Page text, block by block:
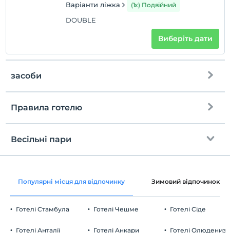
Варіанти ліжка (1x) Подвійний
DOUBLE
Виберіть дати
засоби
кімнати
номери для некурців
Правила готелю
перевірь
En erken saat 14:00 ve sonrası
Перевірити
домашня тварина
кімнати для некурящих
дітей
Весільні пари
прикраса кімнати
Частування печивом
Популярні місця для відпочинку Зимовий відпочинок
Готелі Стамбула
Готелі Анталії
Готелі Чешме
Готелі Анкари
Готелі Сіде
Готелі Олюдениза